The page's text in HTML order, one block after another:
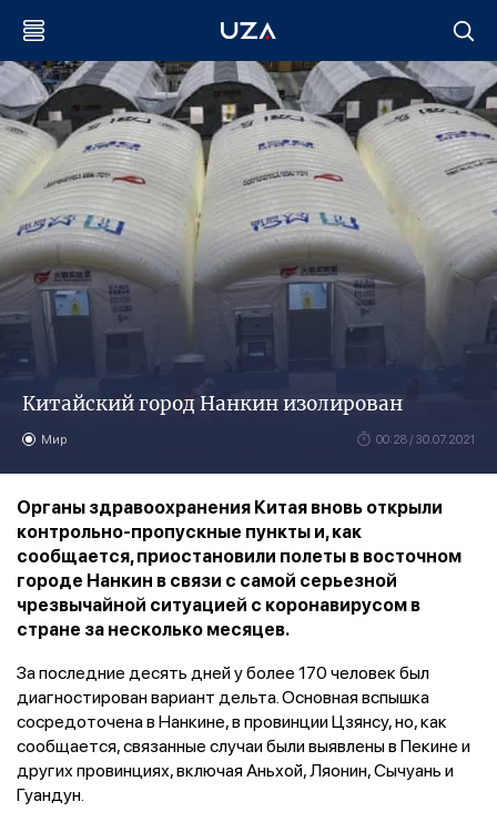
Китайский город Нанкин изолирован
Мир 00:28 / 30.07.2021
Органы здравоохранения Китая вновь открыли
контрольно-пропускные пункты и, как
сообщается, приостановили полеты в восточном
городе Нанкин в связи с самой серьезной
чрезвычайной ситуацией с коронавирусом в
стране за несколько месяцев.
За последние десять дней у более 170 человек был
диагностирован вариант дельта. Основная вспышка
сосредоточена в Нанкине, в провинции Цзянсу, но, как
сообщается, связанные случаи были выявлены в Пекине и
других провинциях, включая Аньхой, Ляонин, Сычуань и
Гуандун.